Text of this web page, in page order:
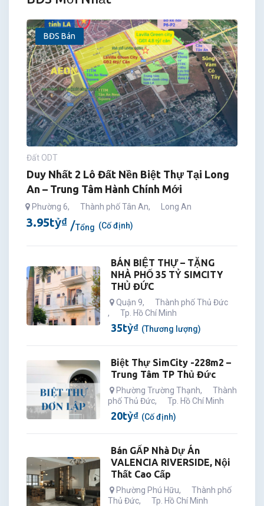
BĐS Bán
Đất ODT
Duy Nhất 2 Lô Đất Nền Biệt Thự Tại Long
An – Trung Tâm Hành Chính Mới
Phường 6, Thành phố Tân An, Long An
3.95tỷ₫ Tổng (Cố định)
BÁN BIỆT THỰ – TẶNG
NHÀ PHỐ 35 TỶ SIMCITY
THỦ ĐỨC
Quận 9,
Thành phố Thủ Đức
,
Tp. Hồ Chí Minh
35tỷ₫ (Thương lượng)
Biệt Thự SimCity -228m2 –
Trung Tâm TP Thủ Đức
Phường Trường Thạnh,
Thành
phố Thủ Đức, Tp. Hồ Chí Minh
20tỷ₫ (Cố định)
Bán GẤP Nhà Dự Án
VALENCIA RIVERSIDE, Nội
Thất Cao Cấp
Phường Phú Hữu,
Thành phố
Thủ Đức, Tp. Hồ Chí Minh